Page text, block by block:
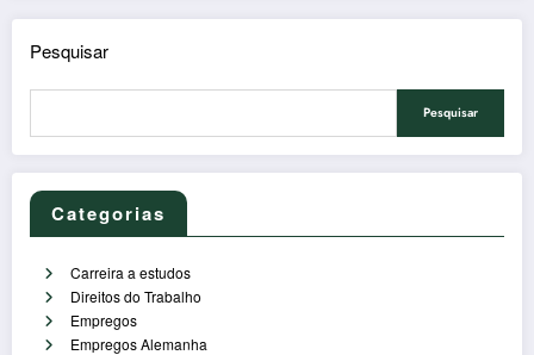
Pesquisar
Pesquisar
Categorias
Carreira a estudos
Direitos do Trabalho
Empregos
Empregos Alemanha